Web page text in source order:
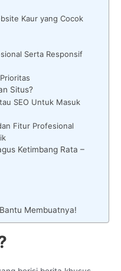
Kaur yang Cocok
Serta Responsif
Situs?
SEO Untuk Masuk
Fitur Profesional
Ketimbang Rata –
Membuatnya!